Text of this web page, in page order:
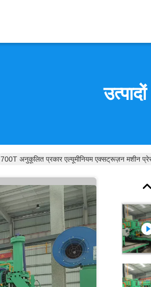
700T अनुकूलित प्रकार एल्यूमीनियम एक्सट्रूज़न मशीन